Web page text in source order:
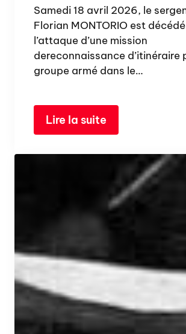
Samedi 18 avril 2026, le
Florian MONTORIO est
l’attaque d’une mission
dereconnaissance d’itinéraire
groupe armé dans le…
Lire la suite